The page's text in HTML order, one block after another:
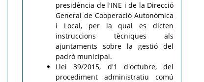
presidència de l'INE i de la Direcció
General de Cooperació Autonòmica
i Local, per la qual es dicten
instruccions tècniques als
ajuntaments sobre la gestió del
padró municipal.
Llei 39/2015, d'1 d'octubre, del
procediment administratiu comú